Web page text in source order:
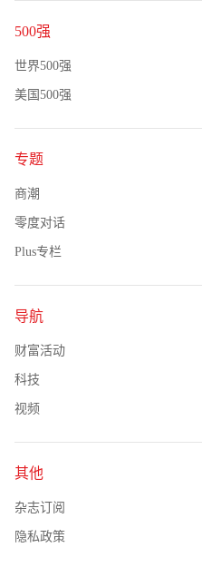
500强
世界500强
美国500强
专题
商潮
零度对话
Plus专栏
导航
财富活动
科技
视频
其他
杂志订阅
隐私政策